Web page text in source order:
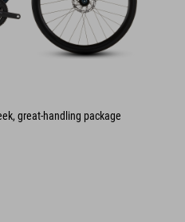
great-handling package